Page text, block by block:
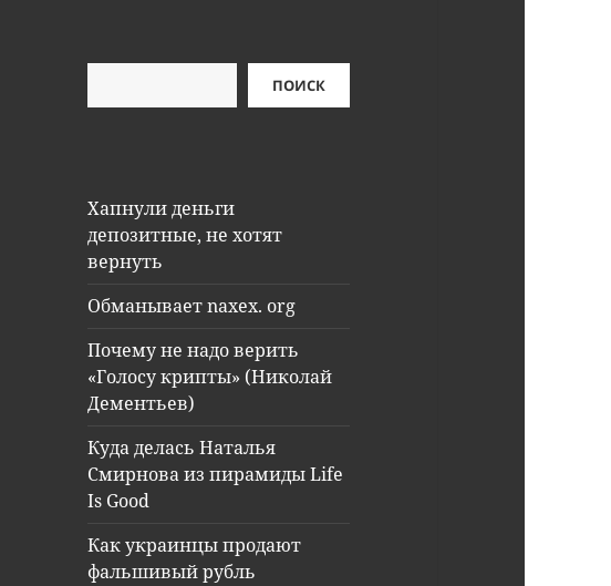
ПОИСК
Хапнули деньги
депозитные, не хотят
вернуть
Обманывает naxex. org
Почему не надо верить
«Голосу крипты» (Николай
Дементьев)
Куда делась Наталья
Смирнова из пирамиды Life
Is Good
Как украинцы продают
фальшивый рубль